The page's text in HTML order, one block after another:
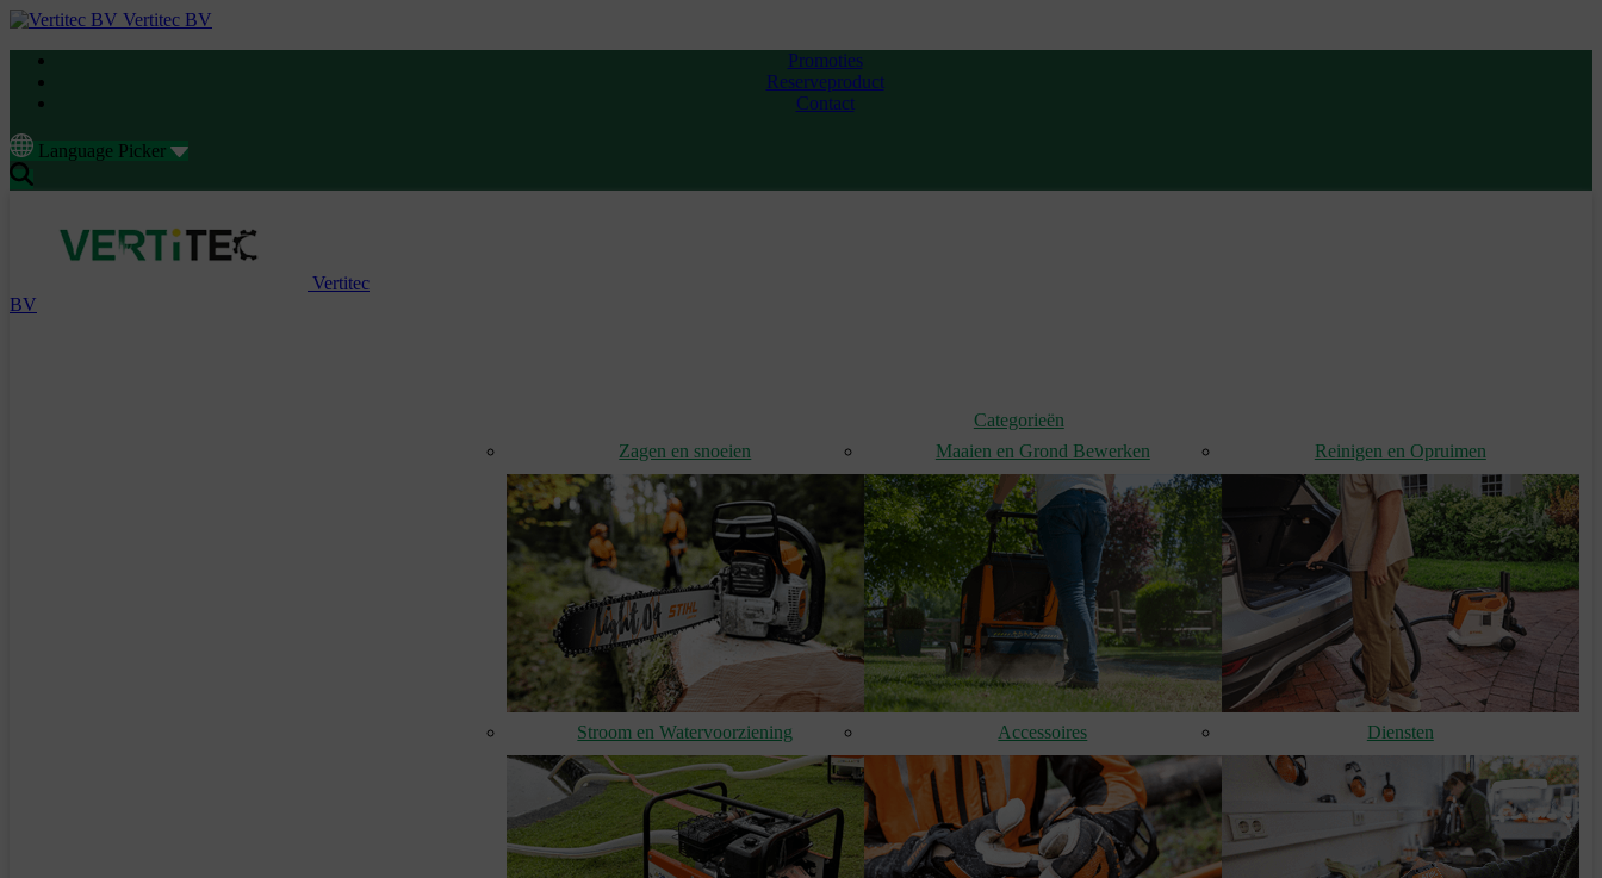
Vertitec BV
Promoties
Reserveproduct
Contact
Language Picker
Vertitec
BV
Categorieën
Zagen en snoeien
Maaien en Grond Bewerken Reinigen en Opruimen
Stroom en Watervoorziening Accessoires Diensten